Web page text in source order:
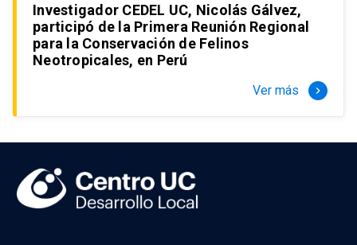
Investigador CEDEL UC, Nicolás Gálvez,
participó de la Primera Reunión Regional
para la Conservación de Felinos
Neotropicales, en Perú
Ver más keyboard_arrow_right